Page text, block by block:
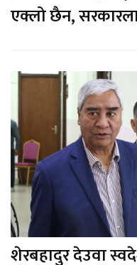
एक्लो छैन,
शेरबहादुर देउवा